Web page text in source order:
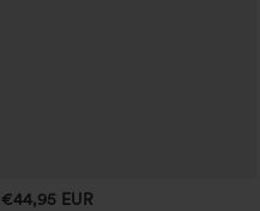
€44,95 EUR